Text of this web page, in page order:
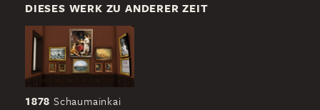
DIESES WERK ZU ANDERER ZEIT
1878 Schaumainkai